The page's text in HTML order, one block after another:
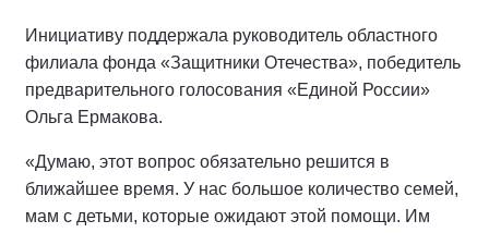
Инициативу поддержала руководитель областного
филиала фонда «Защитники Отечества», победитель
предварительного голосования «Единой России»
Ольга Ермакова.
«Думаю, этот вопрос обязательно решится в
ближайшее время. У нас большое количество семей,
мам с детьми, которые ожидают этой помощи. Им